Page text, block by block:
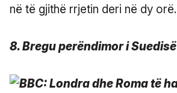
në të gjithë rrjetin deri në dy orë.
8. Bregu perëndimor i Suedisë